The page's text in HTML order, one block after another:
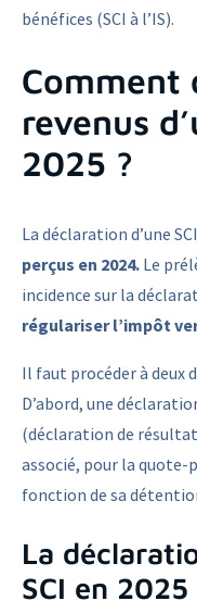
bénéfices (SCI à l’IS).
Comment
revenus
2025 ?
La déclaration d’une
perçus en 2024. Le
incidence sur la
régulariser l’impôt
Il faut procéder à deux
D’abord, une
(déclaration de
associé, pour la quote-
fonction de sa
La
SCI en